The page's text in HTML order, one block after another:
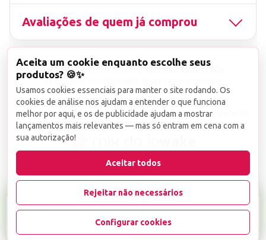
R$ 15,99
1 + Adicionar ao carrinho
Avaliações de quem já comprou
▤ CNPJ13.851.519/0001-25
de imagens ou conteúdos deste site é proibido e
viola a Lei de Direitos Autorais nº 9.610/98.
Infrações serão denunciadas diretamente ao órgão competente.
Aceita um cookie enquanto escolhe seus
produtos? 🍪✨
Usamos cookies essenciais para manter o site rodando. Os
cookies de análise nos ajudam a entender o que funciona
melhor por aqui, e os de publicidade ajudam a mostrar
lançamentos mais relevantes — mas só entram em cena com a
sua autorização!
Aceitar todos
Rejeitar não necessários
Configurar cookies